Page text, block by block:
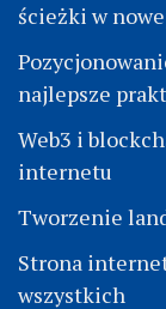
ścieżki w
najlepsze
Web3 i
internetu
Tworzenie
Strona
wszystkich